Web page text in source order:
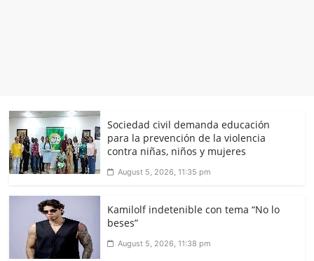
Sociedad civil demanda educación
para la prevención de la violencia
contra niñas, niños y mujeres
August 5, 2026, 11:35 pm
Kamilolf indetenible con tema “No lo
beses”
August 5, 2026, 11:38 pm